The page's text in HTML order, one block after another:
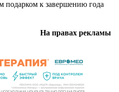
подарком к завершению года
На правах рекламы